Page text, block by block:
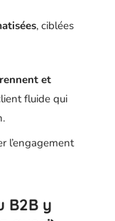
, ciblées
et
fluide qui
l’engagement
B2B y